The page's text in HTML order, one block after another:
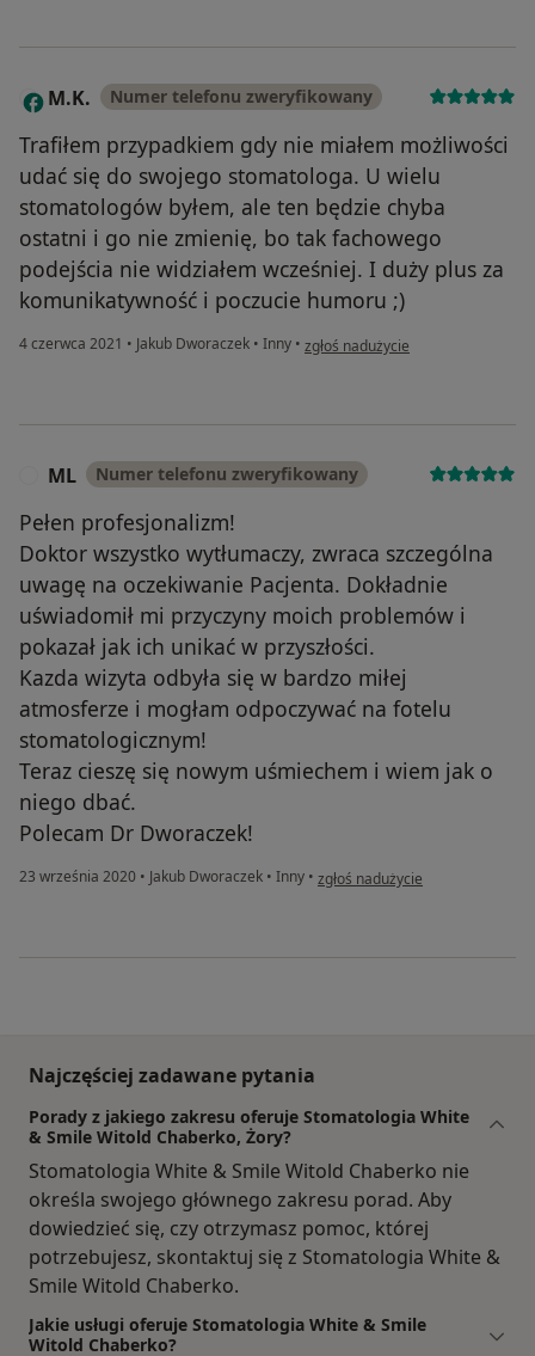
M M.K. Numer telefonu zweryfikowany
Trafiłem przypadkiem gdy nie miałem możliwości
udać się do swojego stomatologa. U wielu
stomatologów byłem, ale ten będzie chyba
ostatni i go nie zmienię, bo tak fachowego
podejścia nie widziałem wcześniej. I duży plus za
komunikatywność i poczucie humoru ;)
4 czerwca 2021 • Jakub Dworaczek • Inny • w opinii użytkownika M.K.
zgłoś nadużycie
ML Numer telefonu zweryfikowany
Pełen profesjonalizm!
Doktor wszystko wytłumaczy, zwraca szczególna
uwagę na oczekiwanie Pacjenta. Dokładnie
uświadomił mi przyczyny moich problemów i
pokazał jak ich unikać w przyszłości.
Kazda wizyta odbyła się w bardzo miłej
atmosferze i mogłam odpoczywać na fotelu
stomatologicznym!
Teraz cieszę się nowym uśmiechem i wiem jak o
niego dbać.
Polecam Dr Dworaczek!
23 września 2020 • Jakub Dworaczek • Inny • w opinii użytkownika ML
zgłoś nadużycie
Najczęściej zadawane pytania
Porady z jakiego zakresu oferuje Stomatologia White
& Smile Witold Chaberko, Żory?
Stomatologia White & Smile Witold Chaberko nie
określa swojego głównego zakresu porad. Aby
dowiedzieć się, czy otrzymasz pomoc, której
potrzebujesz, skontaktuj się z Stomatologia White &
Smile Witold Chaberko.
Jakie usługi oferuje Stomatologia White & Smile
Witold Chaberko?